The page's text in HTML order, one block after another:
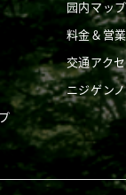
园内マップ
料金＆営
交通アク
ニジゲン